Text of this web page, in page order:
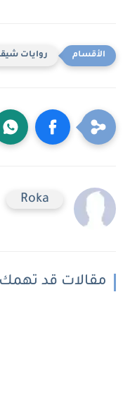
روايات
Roka
مقالات قد تهمك